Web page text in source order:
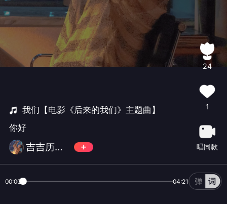
我们【电影《后来的我们》主题曲】
你好
吉吉历险记
24
1
唱同款
00:00 04:21